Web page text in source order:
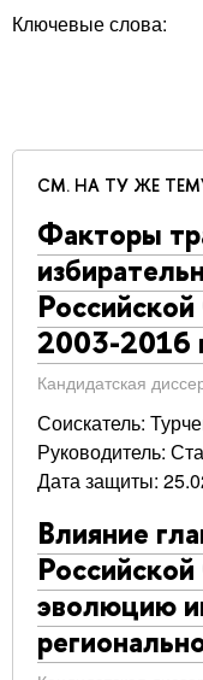
Ключевые слова:
СМ. НА ТУ ЖЕ
Факторы
2003-2016
Кандидатская
Соискатель:
Руководитель:
Дата защиты:
Влияние
эволюцию